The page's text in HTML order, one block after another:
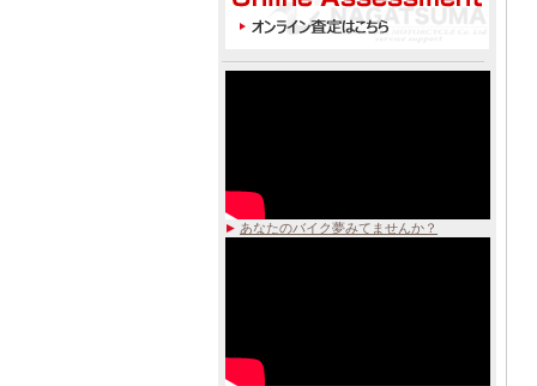
あなたのバイク夢みてませんか？